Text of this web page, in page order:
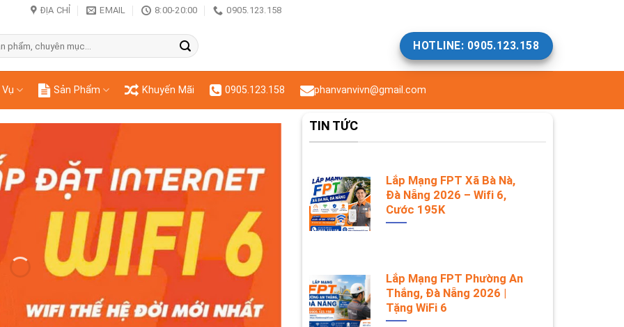
ĐỊA CHỈ EMAIL 8:00-20:00 0905.123.158
HOTLINE: 0905.123.158
Vụ Sản Phẩm Khuyến Mãi 0905.123.158 phanvanvivn@gmail.com
TIN TỨC
Lắp Mạng FPT Xã Bà Nà,
Đà Nẵng 2026 – Wifi 6,
Cước 195K
Lắp Mạng FPT Phường An
Thắng, Đà Nẵng 2026 |
Tặng WiFi 6